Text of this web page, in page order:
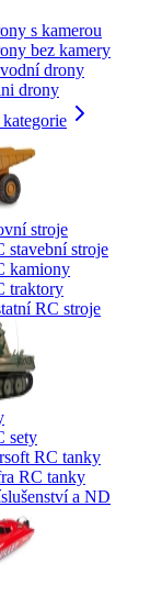
s kamerou
bez kamery
drony
drony
stroje
stavební stroje
kamiony
traktory
RC stroje
sety
RC tanky
RC tanky
a ND